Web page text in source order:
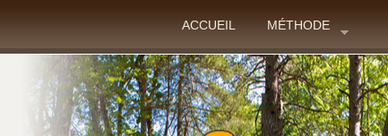
ACCUEIL MÉTHODE